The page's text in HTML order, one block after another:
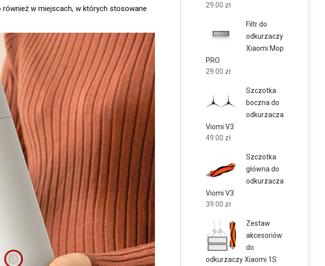
również w miejscach, w których stosowane
29.00 zł
Filtr do
odkurzaczy
Xiaomi Mop
PRO
29.00 zł
Szczotka
boczna do
odkurzacza
Viomi V3
49.00 zł
Szczotka
główna do
odkurzacza
Viomi V3
39.00 zł
Zestaw
akcesoriów
do
odkurzaczy Xiaomi 1S